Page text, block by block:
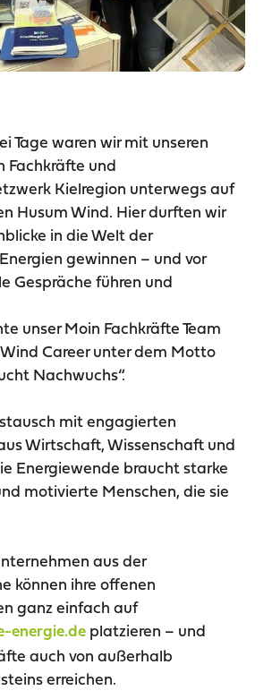
Tage waren wir mit unseren
Fachkräfte und
Kielregion unterwegs auf
Husum Wind. Hier durften wir
in die Welt der
gewinnen – und vor
Gespräche führen und
unser Moin Fachkräfte Team
Career unter dem Motto
Nachwuchs“.
mit engagierten
Wirtschaft, Wissenschaft und
Energiewende braucht starke
motivierte Menschen, die sie
aus der
können ihre offenen
ganz einfach auf
energie.de platzieren – und
auch von außerhalb
erreichen.